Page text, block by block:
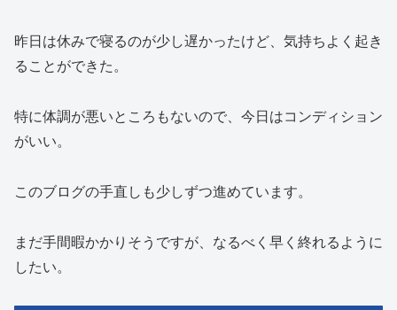
昨日は休みで寝るのが少し遅かったけど、気持ちよく起き
ることができた。
特に体調が悪いところもないので、今日はコンディション
がいい。
このブログの手直しも少しずつ進めています。
まだ手間暇かかりそうですが、なるべく早く終れるように
したい。